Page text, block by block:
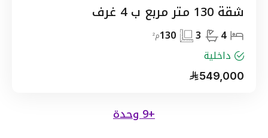
شقة 130 متر مربع ب 4 غرف
4
3
130م²
داخلية
549,000
+9 وحدة